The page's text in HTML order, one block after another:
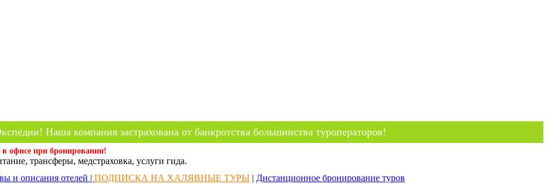
Наша компания застрахована от банкротства большинства туроператоров!
офисе при бронировании!
трансферы, медстраховка, услуги гида.
и описания отелей | ПОДПИСКА НА ХАЛЯВНЫЕ ТУРЫ | Дистанционное бронирование туров